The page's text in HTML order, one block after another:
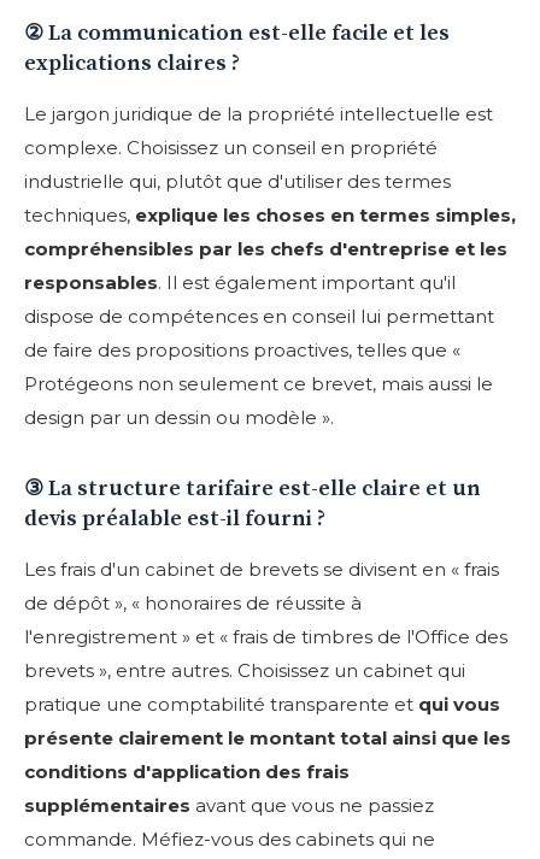
② La communication est-elle facile et les
explications claires ?
Le jargon juridique de la propriété intellectuelle est
complexe. Choisissez un conseil en propriété
industrielle qui, plutôt que d'utiliser des termes
techniques, explique les choses en termes simples,
compréhensibles par les chefs d'entreprise et les
responsables. Il est également important qu'il
dispose de compétences en conseil lui permettant
de faire des propositions proactives, telles que «
Protégeons non seulement ce brevet, mais aussi le
design par un dessin ou modèle ».
③ La structure tarifaire est-elle claire et un
devis préalable est-il fourni ?
Les frais d'un cabinet de brevets se divisent en « frais
de dépôt », « honoraires de réussite à
l'enregistrement » et « frais de timbres de l'Office des
brevets », entre autres. Choisissez un cabinet qui
pratique une comptabilité transparente et qui vous
présente clairement le montant total ainsi que les
conditions d'application des frais
supplémentaires avant que vous ne passiez
commande. Méfiez-vous des cabinets qui ne